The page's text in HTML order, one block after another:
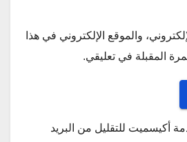
والموقع الإلكتروني في هذا
المقبلة في تعليقي.
أكيسميت للتقليل من البريد